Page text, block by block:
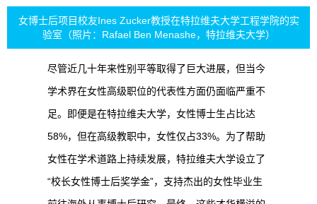
女博士后项目校友Ines Zucker教授在特拉维夫大学工程学院的实
验室（照片：Rafael Ben Menashe，特拉维夫大学）
尽管近几十年来性别平等取得了巨大进展，但当今
学术界在女性高级职位的代表性方面仍面临严重不
足。即便是在特拉维夫大学，女性博士生占比达
58%，但在高级教职中，女性仅占33%。为了帮助
女性在学术道路上持续发展，特拉维夫大学设立了
“校长女性博士后奖学金”，支持杰出的女性毕业生